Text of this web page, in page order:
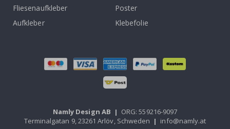
Fliesenaufkleber
Poster
Aufkleber
Klebefolie
Namly Design AB | ORG: 559216-9097
Terminalgatan 9, 23261 Arlöv, Schweden | info@namly.at